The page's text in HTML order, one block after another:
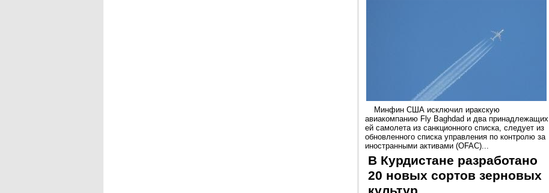
Минфин США исключил иракскую
авиакомпанию Fly Baghdad и два принадлежащих
ей самолета из санкционного списка, следует из
обновленного списка управления по контролю за
иностранными активами (OFAC)...
В Курдистане разработано
20 новых сортов зерновых